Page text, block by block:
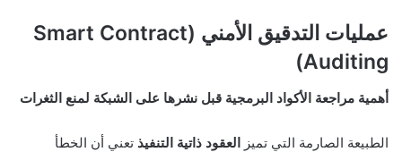
عمليات التدقيق الأمني (Smart Contract
Auditing)
أهمية مراجعة الأكواد البرمجية قبل نشرها على الشبكة لمنع الثغرات
الطبيعة الصارمة التي تميز العقود ذاتية التنفيذ تعني أن الخطأ